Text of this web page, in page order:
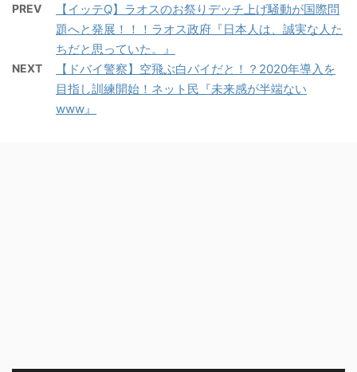
PREV
【イッテQ】ラオスのお祭りデッチ上げ騒動が国際問
題へと発展！！！ラオス政府『日本人は、誠実な人た
ちだと思っていた。』
NEXT
【ドバイ警察】空飛ぶ白バイだと！？2020年導入を
目指し訓練開始！ネット民『未来感が半端ない
www』